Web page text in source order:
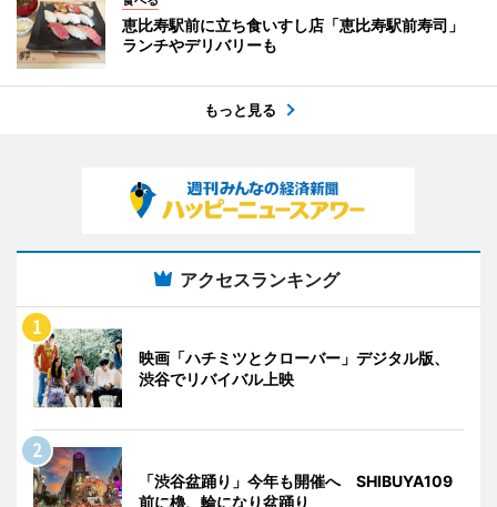
恵比寿駅前に立ち食いすし店「恵比寿駅前寿司」
ランチやデリバリーも
もっと見る
アクセスランキング
映画「ハチミツとクローバー」デジタル版、
渋谷でリバイバル上映
「渋谷盆踊り」今年も開催へ SHIBUYA109
前に櫓、輪になり盆踊り